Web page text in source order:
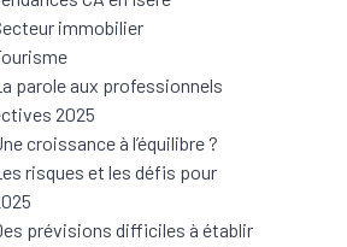
immobilier
parole aux professionnels
2025
croissance à l’équilibre ?
risques et les défis pour
prévisions difficiles à établir